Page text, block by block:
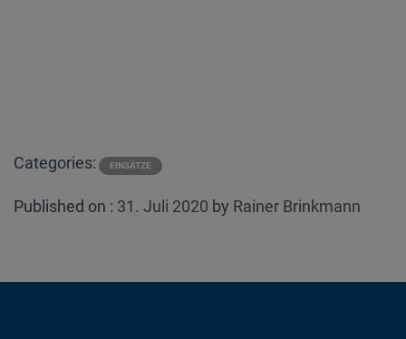
Categories: EINSÄTZE
Published on : Posted
31. Juli 2020 by Rainer Brinkmann